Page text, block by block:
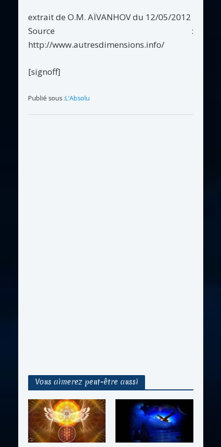
extrait de O.M. AÏVANHOV du 12/05/2012
Source :
http://www.autresdimensions.info/
[signoff]
Publié sous :L'Absolu
Vous aimerez peut-être aussi